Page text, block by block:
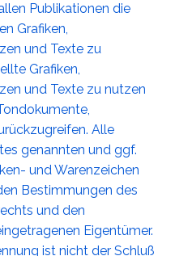
Publikationen die
Grafiken,
und Texte zu
Grafiken,
und Texte zu nutzen
Alle
genannten und ggf.
und Warenzeichen
Bestimmungen des
und den
Eigentümer.
ist nicht der Schluß